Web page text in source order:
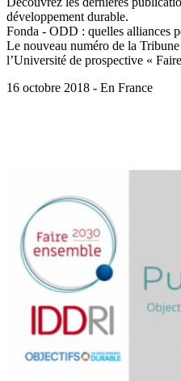
développement durable.
Fonda - ODD : quelles alliances
Le nouveau numéro de la
l’Université de prospective «
16 octobre 2018 - En France